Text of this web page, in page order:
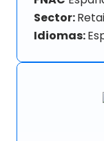
Sector:
Idiomas: